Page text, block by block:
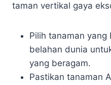
taman vertikal gaya
Pilih tanaman
belahan dunia
yang beragam.
Pastikan tanaman